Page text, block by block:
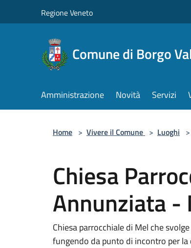
Regione Veneto
Comune di Borgo
Amministrazione Novità Servizi
Home > Vivere il Comune > Luoghi >
Chiesa
Annunziata -
Chiesa parrocchiale di Mel che
fungendo da punto di incontro per